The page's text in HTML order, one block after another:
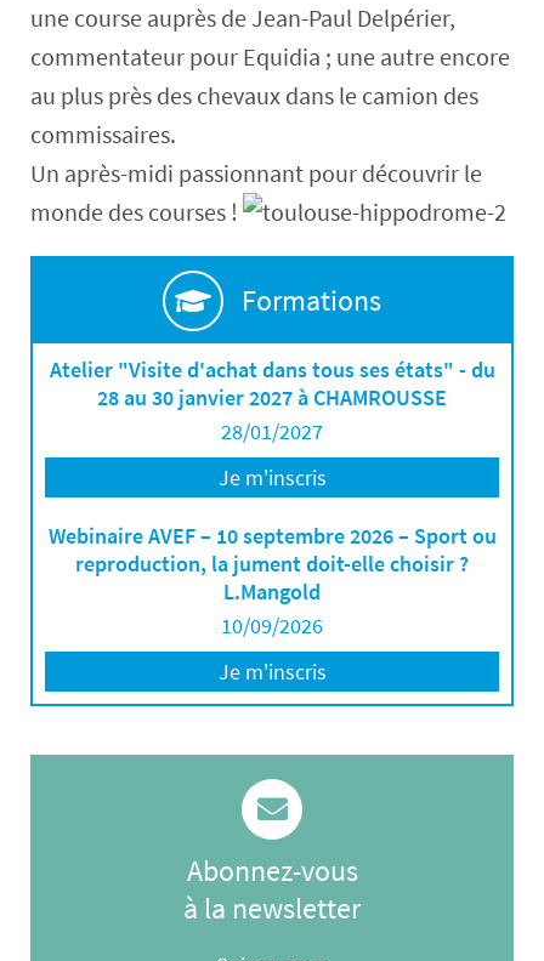
une course auprès de Jean-Paul Delpérier,
commentateur pour Equidia ; une autre encore
au plus près des chevaux dans le camion des
commissaires.
Un après-midi passionnant pour découvrir le
monde des courses !
Formations
Atelier "Visite d'achat dans tous ses états" - du
28 au 30 janvier 2027 à CHAMROUSSE
28/01/2027
Je m'inscris
Webinaire AVEF – 10 septembre 2026 – Sport ou
reproduction, la jument doit-elle choisir ?
L.Mangold
10/09/2026
Je m'inscris
Abonnez-vous
à la newsletter